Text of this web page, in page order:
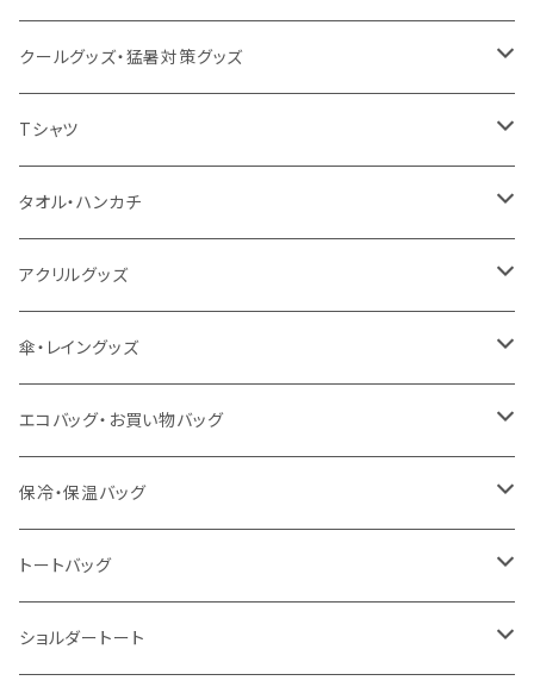
クールグッズ・猛暑対策グッズ
扇風機
うちわ
猛暑グッズ
冷感グッズ
Tシャツ
カスタムプリントTシャツ（国内プリント）
イージーオーダーTシャツ（海外生産）
タオル・ハンカチ
名入れタオル
今治タオル
泉州おくばりタオル
冷感タオル
ハンカチ
アクリルグッズ
キーホルダー
スタンド
バッジ
ライティングスタンド
アクリル雑貨
傘・レイングッズ
傘
ポンチョ
エコバッグ・お買い物バッグ
ポリエステル
フェアトレードコットン
ジュートコットン
保冷・保温バッグ
キャンパス
デニム
トートバッグ
オーガニックコットン
ショルダートート